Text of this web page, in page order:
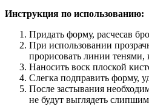
Инструкция по использованию:
Придать форму, расчесав
При использовании
прорисовать линии тенями,
Наносить воск плоской
Слегка подправить форму,
После застывания
не будут выглядеть